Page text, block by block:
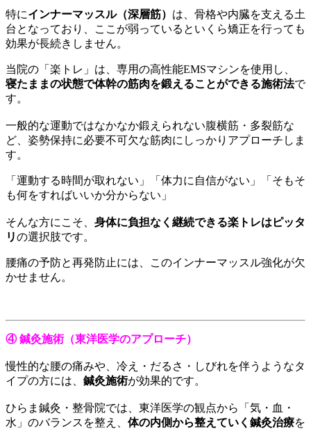
特にインナーマッスル（深層筋） は、骨格や内臓を支える土
台となっており、ここが弱っているといくら矯正を行っても
効果が長続きしません。
当院の「楽トレ」は、専用の高性能EMSマシンを使用し、
寝たままの状態で体幹の筋肉を鍛えることができる施術法で
す。
一般的な運動ではなかなか鍛えられない腹横筋・多裂筋な
ど、姿勢保持に必要不可欠な筋肉にしっかりアプローチしま
す。
「運動する時間が取れない」「体力に自信がない」「そもそ
も何をすればいいか分からない」
そんな方にこそ、 身体に負担なく継続できる楽トレはピッタ
リの選択肢です。
腰痛の予防と再発防止には、このインナーマッスル強化が欠
かせません。
④ 鍼灸施術（東洋医学のアプローチ）
慢性的な腰の痛みや、冷え・だるさ・しびれを伴うようなタ
イプの方には、 鍼灸施術が効果的です。
ひらま鍼灸・整骨院では、東洋医学の観点から「気・血・
水」のバランスを整え、 体の内側から整えていく鍼灸治療を